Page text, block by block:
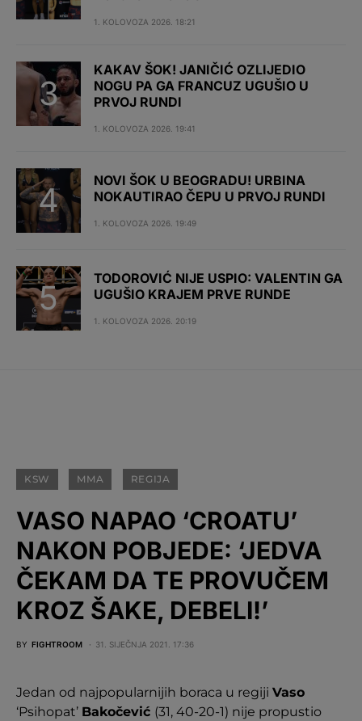
1. KOLOVOZA 2026. 18:21
KAKAV ŠOK! JANIČIĆ OZLIJEDIO
NOGU PA GA FRANCUZ UGUŠIO U
PRVOJ RUNDI
1. KOLOVOZA 2026. 19:41
NOVI ŠOK U BEOGRADU! URBINA
NOKAUTIRAO ČEPU U PRVOJ RUNDI
1. KOLOVOZA 2026. 19:49
TODOROVIĆ NIJE USPIO: VALENTIN GA
UGUŠIO KRAJEM PRVE RUNDE
1. KOLOVOZA 2026. 20:19
KSW MMA REGIJA
VASO NAPAO ‘CROATU’
NAKON POBJEDE: ‘JEDVA
ČEKAM DA TE PROVUČEM
KROZ ŠAKE, DEBELI!’
BY FIGHTROOM 31. SIJEČNJA 2021. 17:36
Jedan od najpopularnijih boraca u regiji Vaso
‘Psihopat’ Bakočević (31, 40-20-1) nije propustio